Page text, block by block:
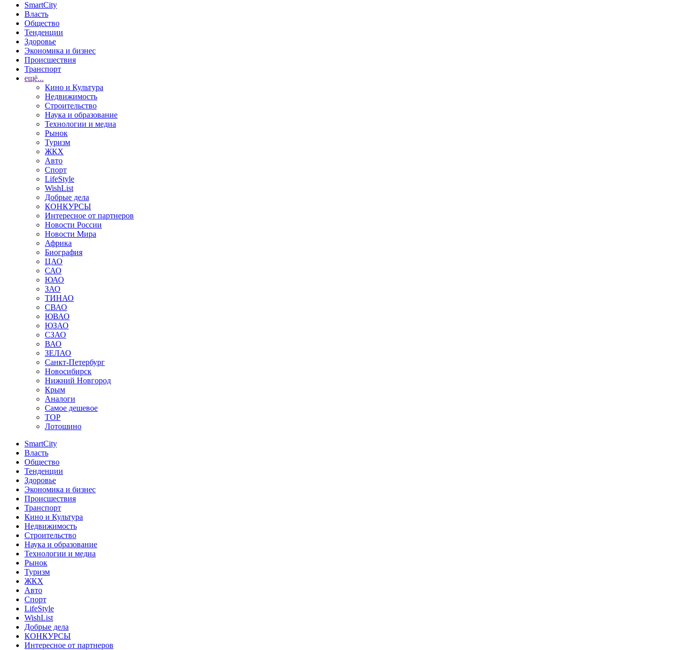
SmartCity
Власть
Общество
Тенденции
Здоровье
Экономика и бизнес
Происшествия
Транспорт
ещё...
Кино и Культура
Недвижимость
Строительство
Наука и образование
Технологии и медиа
Рынок
Туризм
ЖКХ
Авто
Спорт
LifeStyle
WishList
Добрые дела
КОНКУРСЫ
Интересное от партнеров
Новости России
Новости Мира
Африка
Биография
ЦАО
САО
ЮАО
ЗАО
ТИНАО
СВАО
ЮВАО
ЮЗАО
СЗАО
ВАО
ЗЕЛАО
Санкт-Петербург
Новосибирск
Нижний Новгород
Крым
Аналоги
Самое дешевое
TOP
Лотошино
SmartCity
Власть
Общество
Тенденции
Здоровье
Экономика и бизнес
Происшествия
Транспорт
Кино и Культура
Недвижимость
Строительство
Наука и образование
Технологии и медиа
Рынок
Туризм
ЖКХ
Авто
Спорт
LifeStyle
WishList
Добрые дела
КОНКУРСЫ
Интересное от партнеров